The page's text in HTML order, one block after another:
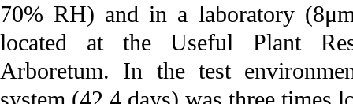
70% RH) and in a laboratory
located at the Useful Plant
Arboretum. In the test